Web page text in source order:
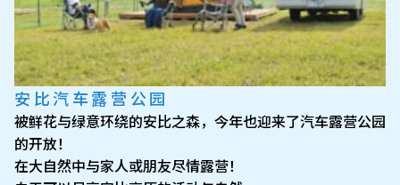
安比汽车露营公园
被鲜花与绿意环绕的安比之森，今年也迎来了汽车露营公园
的开放！
在大自然中与家人或朋友尽情露营！